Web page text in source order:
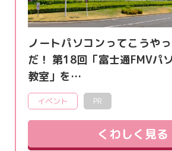
ノートパソコンってこうや
だ！ 第18回「富士通FMVパ
教室」を…
イベント PR
くわしく見る